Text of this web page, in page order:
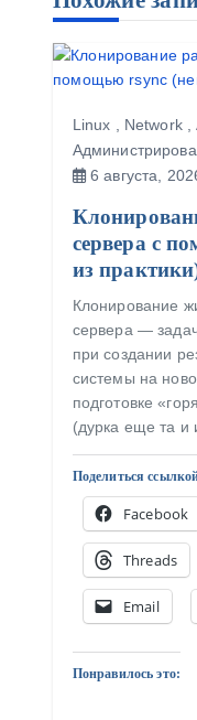
Linux Network,
6 августа,
сервера с
из
Клонирование
сервера —
при создании
системы на
подготовке
(дурка еще та и
Поделиться
Facebook
Threads
Email
Понравилось это: